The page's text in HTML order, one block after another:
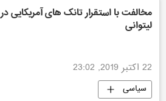
مخالفت با استقرار تانک های آمریکایی در
لیتوانی
22 اکتبر 2019, 23:02
سیاسی